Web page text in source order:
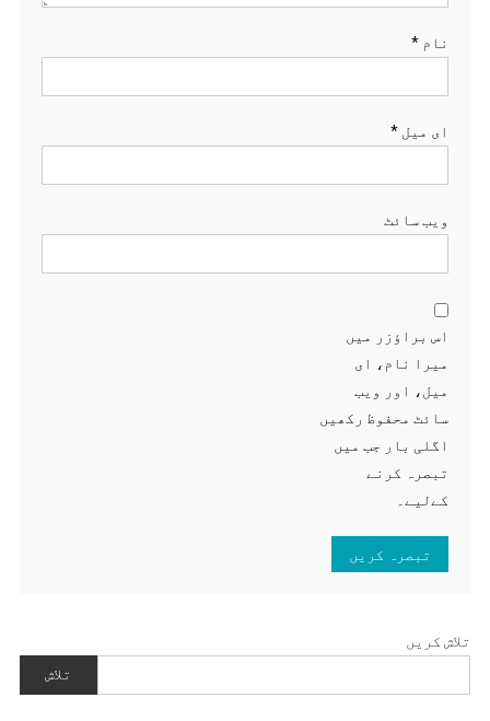
نام *
ای میل *
ویب‌ سائٹ
اس براؤزر میں
میرا نام، ای
میل، اور ویب
سائٹ محفوظ رکھیں
اگلی بار جب میں
تبصرہ کرنے
کےلیے۔
تلاش کریں
تلاش